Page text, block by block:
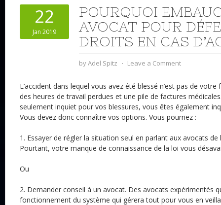
22
Jan 2019
POURQUOI
AVOCAT POUR
DROITS EN CAS
byAdel Spitz ⋅ Leave a Comment
L’accident dans lequel vous avez été blessé n’est pas de
des heures de travail perdues et une pile de factures
seulement inquiet pour vos blessures, vous êtes également
Vous devez donc connaître vos options. Vous pourriez :
1. Essayer de régler la situation seul en parlant aux avocats
Pourtant, votre manque de connaissance de la loi vous
Ou
2. Demander conseil à un avocat. Des avocats expérimentés
fonctionnement du système qui gérera tout pour vous en